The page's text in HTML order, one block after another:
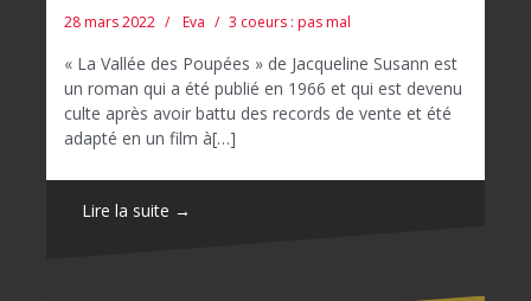
28 mars 2022 Eva 3 coeurs : pas mal
« La Vallée des Poupées » de Jacqueline Susann est
un roman qui a été publié en 1966 et qui est devenu
culte après avoir battu des records de vente et été
adapté en un film à[…]
Lire la suite →